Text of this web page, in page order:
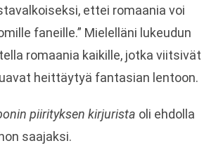
ettei romaania voi
faneille.” Mielelläni lukeudun
romaania kaikille, jotka viitsivät
heittäytyä fantasian lentoon.
piirityksen kirjurista oli ehdolla
saajaksi.